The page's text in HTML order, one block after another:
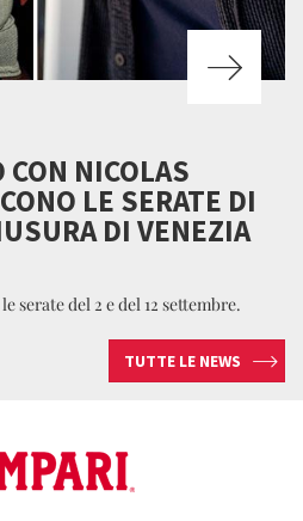
CON NICOLAS
LE SERATE DI
DI VENEZIA
serate del 2 e del 12 settembre.
TUTTE LE NEWS